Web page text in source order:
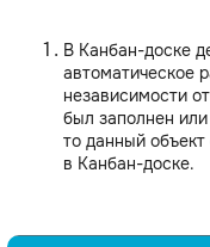
В Канбан-доске
автоматическое
независимости
был заполнен
то данный
в Канбан-доске.